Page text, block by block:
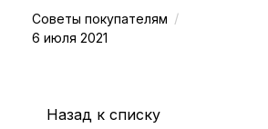
Советы покупателям /
6 июля 2021
Назад к списку